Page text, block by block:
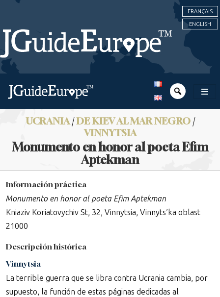
FRANÇAIS
ENGLISH
UCRANIA/DE KIEV AL MAR NEGRO/
VINNYTSIA
Monumento en honor al poeta Efim
Aptekman
Información práctica
Monumento en honor al poeta Efim Aptekman
Kniaziv Koriatovychiv St, 32, Vinnytsia, Vinnyts’ka oblast
21000
Descripción histórica
Vinnytsia
La terrible guerra que se libra contra Ucrania cambia, por
supuesto, la función de estas páginas dedicadas al